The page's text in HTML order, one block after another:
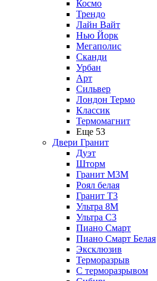
Космо
Трендо
Лайн Вайт
Нью Йорк
Мегаполис
Сканди
Урбан
Арт
Сильвер
Лондон Термо
Классик
Термомагнит
Еще 53
Двери Гранит
Дуэт
Шторм
Гранит М3М
Роял белая
Гранит Т3
Ультра 8М
Ультра С3
Пиано Смарт
Пиано Смарт Белая
Эксклюзив
Терморазрыв
С терморазрывом